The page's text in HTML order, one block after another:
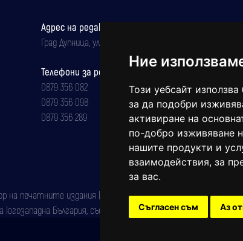
Ние
Този уебсайт
за да подобри
активиране на
по-добро изживяване
нашите продукти и
взаимодействия, за
за вас.
Съгласен съм Аз
Адрес на редакцията
Град Дупница, ул.''Христо Ботев" 43
Телефони за реклама и абонаменти
0879 356 082
0879 356 098
0879 356 289
издания (Българска национална агенция за ISSN)
България, със свидетелство за марка рег. номер: